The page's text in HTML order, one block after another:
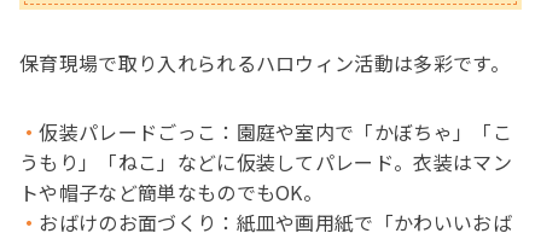
保育現場で取り入れられるハロウィン活動は多彩です。
仮装パレードごっこ ：園庭や室内で「かぼちゃ」「こ
うもり」「ねこ」などに仮装してパレード。衣装はマン
トや帽子など簡単なものでもOK。
おばけのお面づくり ：紙皿や画用紙で「かわいいおば